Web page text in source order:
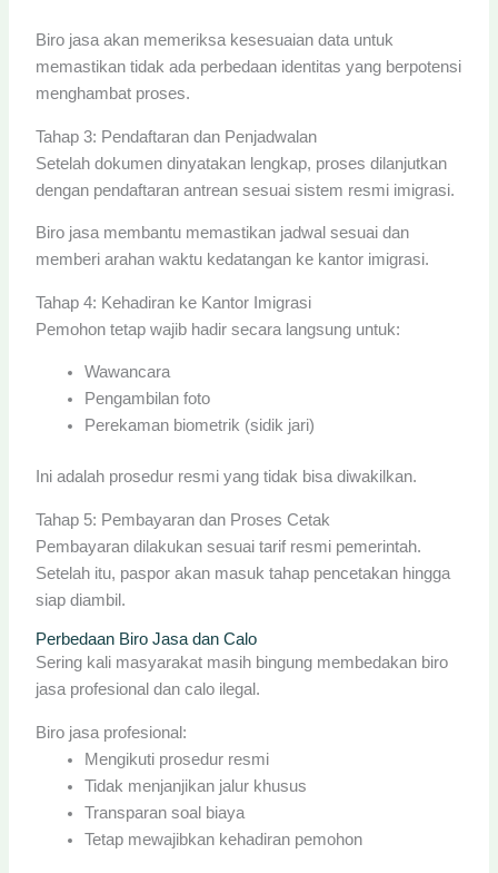
Biro jasa akan memeriksa kesesuaian data untuk
memastikan tidak ada perbedaan identitas yang berpotensi
menghambat proses.
Tahap 3: Pendaftaran dan Penjadwalan
Setelah dokumen dinyatakan lengkap, proses dilanjutkan
dengan pendaftaran antrean sesuai sistem resmi imigrasi.
Biro jasa membantu memastikan jadwal sesuai dan
memberi arahan waktu kedatangan ke kantor imigrasi.
Tahap 4: Kehadiran ke Kantor Imigrasi
Pemohon tetap wajib hadir secara langsung untuk:
Wawancara
Pengambilan foto
Perekaman biometrik (sidik jari)
Ini adalah prosedur resmi yang tidak bisa diwakilkan.
Tahap 5: Pembayaran dan Proses Cetak
Pembayaran dilakukan sesuai tarif resmi pemerintah.
Setelah itu, paspor akan masuk tahap pencetakan hingga
siap diambil.
Perbedaan Biro Jasa dan Calo
Sering kali masyarakat masih bingung membedakan biro
jasa profesional dan calo ilegal.
Biro jasa profesional:
Mengikuti prosedur resmi
Tidak menjanjikan jalur khusus
Transparan soal biaya
Tetap mewajibkan kehadiran pemohon